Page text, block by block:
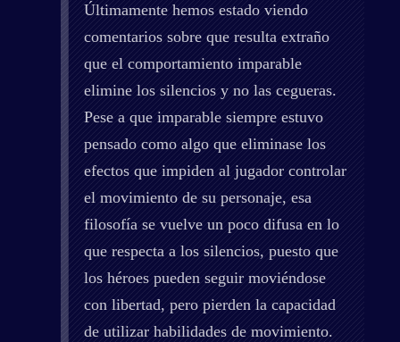
Últimamente hemos estado viendo
comentarios sobre que resulta extraño
que el comportamiento imparable
elimine los silencios y no las cegueras.
Pese a que imparable siempre estuvo
pensado como algo que eliminase los
efectos que impiden al jugador controlar
el movimiento de su personaje, esa
filosofía se vuelve un poco difusa en lo
que respecta a los silencios, puesto que
los héroes pueden seguir moviéndose
con libertad, pero pierden la capacidad
de utilizar habilidades de movimiento.